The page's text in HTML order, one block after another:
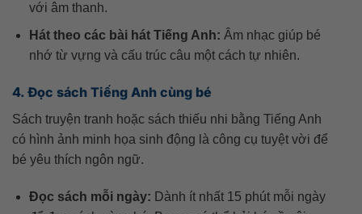
với âm thanh.
Hát theo các bài hát Tiếng Anh: Âm nhạc giúp bé
nhớ từ vựng và cấu trúc câu một cách tự nhiên.
4. Đọc sách Tiếng Anh cùng bé
Sách truyện tranh hoặc sách thiếu nhi bằng Tiếng Anh
có hình ảnh minh họa sinh động là công cụ tuyệt vời để
bé yêu thích ngôn ngữ.
Đọc sách mỗi ngày: Dành ít nhất 15 phút mỗi ngày